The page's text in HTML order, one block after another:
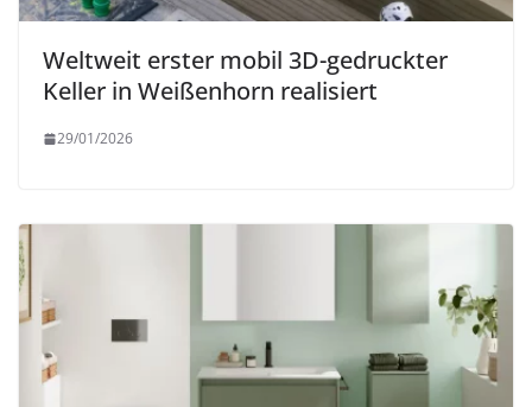
Weltweit erster mobil 3D-gedruckter
Keller in Weißenhorn realisiert
29/01/2026